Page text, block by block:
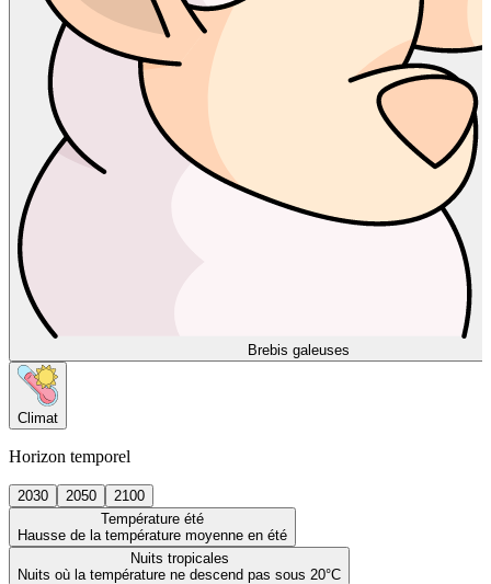
Brebis galeuses
Climat
Horizon temporel
2030 2050
2100
Température été
Hausse de la température moyenne en été
Nuits tropicales
Nuits où la température ne descend pas sous 20°C